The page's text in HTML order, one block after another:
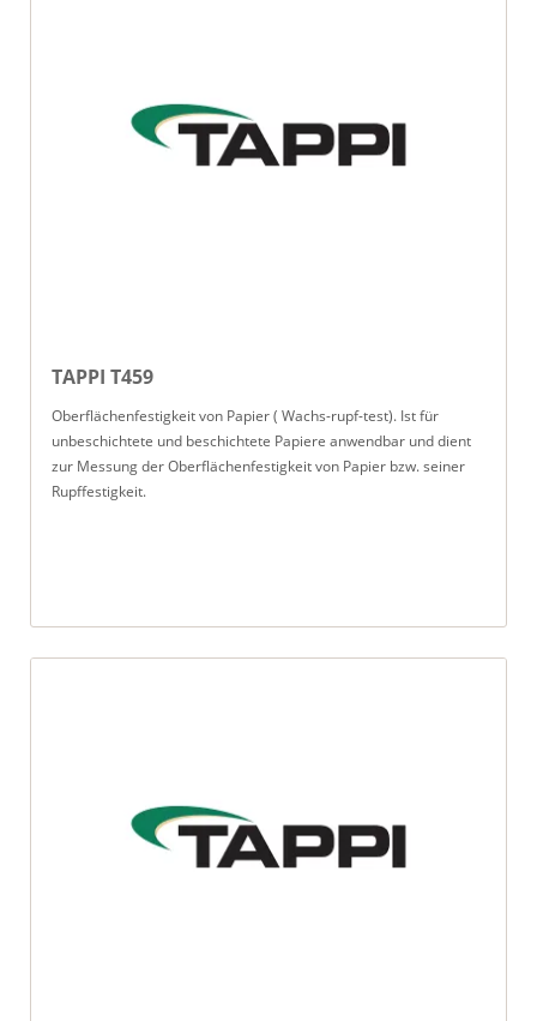
TAPPI T459
Oberflächenfestigkeit von Papier ( Wachs-rupf-test). Ist für
unbeschichtete und beschichtete Papiere anwendbar und dient
zur Messung der Oberflächenfestigkeit von Papier bzw. seiner
Rupffestigkeit.